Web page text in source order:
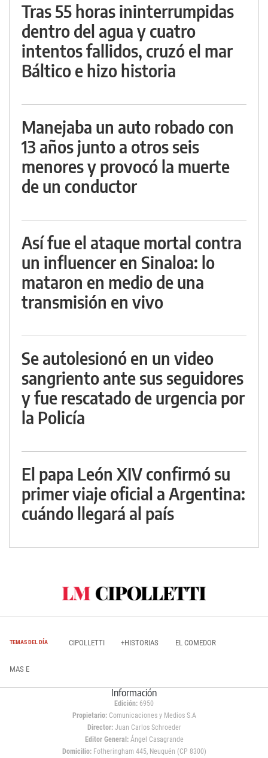
Tras 55 horas ininterrumpidas
dentro del agua y cuatro
intentos fallidos, cruzó el mar
Báltico e hizo historia
Manejaba un auto robado con
13 años junto a otros seis
menores y provocó la muerte
de un conductor
Así fue el ataque mortal contra
un influencer en Sinaloa: lo
mataron en medio de una
transmisión en vivo
Se autolesionó en un video
sangriento ante sus seguidores
y fue rescatado de urgencia por
la Policía
El papa León XIV confirmó su
primer viaje oficial a Argentina:
cuándo llegará al país
TEMAS DEL DÍA CIPOLLETTI +HISTORIAS EL COMEDOR
MAS E
Información
Edición: 6950
Propietario:Comunicaciones y Medios S.A
Director: Juan Carlos Schroeder
Editor General:Ángel Casagrande
Domicilio:Fotheringham 445, Neuquén (CP 8300)